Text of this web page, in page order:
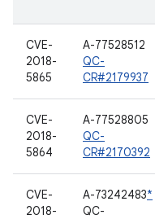
CVE-
2018-
5865
A-77528512
QC-
CR#2179937
CVE-
2018-
5864
A-77528805
QC-
CR#2170392
CVE-
2018-
A-73242483*
QC-